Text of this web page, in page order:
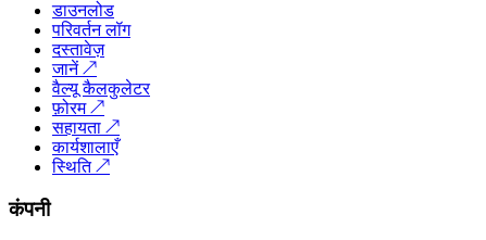
डाउनलोड
परिवर्तन लॉग
दस्तावेज़
जानें↗
वैल्यू कैलकुलेटर
फ़ोरम↗
सहायता ↗
कार्यशालाएँ
स्थिति↗
कंपनी